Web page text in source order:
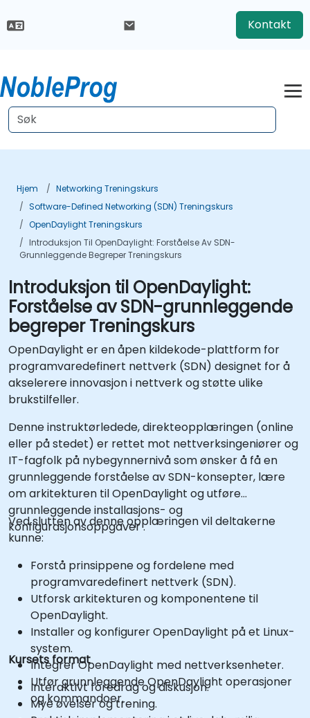
Kontakt
Hjem
Networking Treningskurs
Software-Defined Networking (SDN) Treningskurs
OpenDaylight Treningskurs
Introduksjon Til OpenDaylight: Forståelse Av SDN-
Grunnleggende Begreper Treningskurs
Introduksjon til OpenDaylight:
Forståelse av SDN-grunnleggende
begreper Treningskurs
OpenDaylight er en åpen kildekode-plattform for
programvaredefinert nettverk (SDN) designet for å
akselerere innovasjon i nettverk og støtte ulike
brukstilfeller.
Denne instruktørledede, direkteopplæringen (online
eller på stedet) er rettet mot nettverksingeniører og
IT-fagfolk på nybegynnernivå som ønsker å få en
grunnleggende forståelse av SDN-konsepter, lære
om arkitekturen til OpenDaylight og utføre
grunnleggende installasjons- og
konfigurasjonsoppgaver .
Ved slutten av denne opplæringen vil deltakerne
kunne:
Forstå prinsippene og fordelene med
programvaredefinert nettverk (SDN).
Utforsk arkitekturen og komponentene til
OpenDaylight.
Installer og konfigurer OpenDaylight på et Linux-
system.
Integrer OpenDaylight med nettverksenheter.
Utfør grunnleggende OpenDaylight operasjoner
og kommandoer.
Kursets format
Interaktivt foredrag og diskusjon.
Mye øvelser og trening.